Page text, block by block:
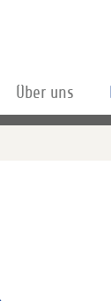
Über uns